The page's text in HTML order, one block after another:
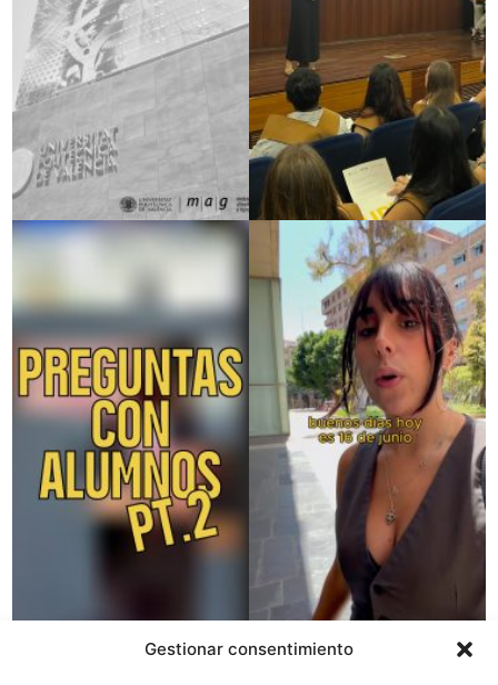
Gestionar consentimiento